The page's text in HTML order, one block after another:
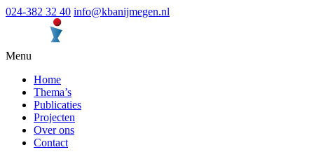
024-382 32 40 info@kbanijmegen.nl
Menu
Home
Thema’s
Publicaties
Projecten
Over ons
Contact